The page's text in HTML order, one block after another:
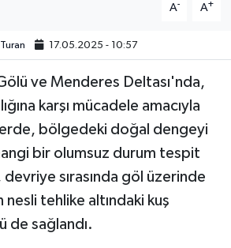
A- A+
17.05.2025 - 10:57
ve Menderes Deltası'nda,
karşı mücadele amacıyla
bölgedeki doğal dengeyi
bir olumsuz durum tespit
sırasında göl üzerinde
nesli tehlike altındaki kuş
de sağlandı.